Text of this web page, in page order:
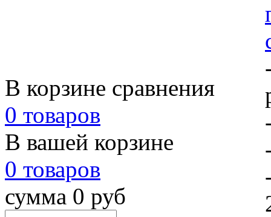
В корзине сравнения
0 товаров
В вашей корзине
0 товаров
сумма 0 руб